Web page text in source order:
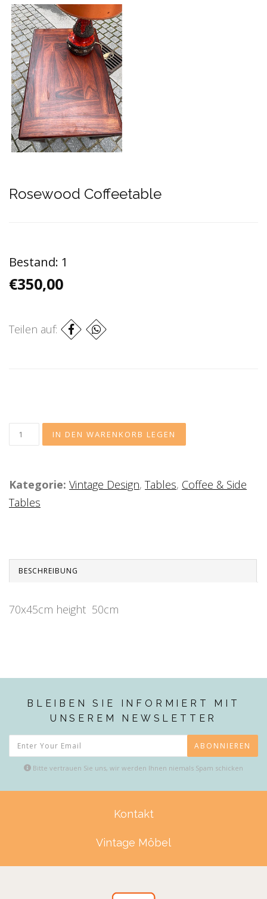
Rosewood Coffeetable
Bestand: 1
€350,00
Teilen auf:
Kategorie: Vintage Design, Tables, Coffee & Side
Tables
BESCHREIBUNG
70x45cm height 50cm
BLEIBEN SIE INFORMIERT MIT
UNSEREM NEWSLETTER
ABONNIEREN
Bitte vertrauen Sie uns, wir werden Ihnen niemals Spam schicken
Kontakt
Vintage Möbel